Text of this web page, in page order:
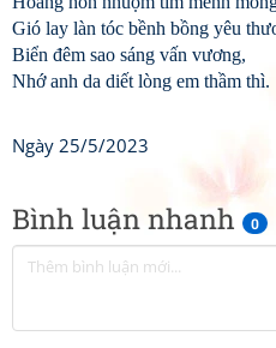
Bình luận nhanh 0
Gió lay làn tóc bềnh bồng yêu
Biển đêm sao sáng vấn vương,
Nhớ anh da diết lòng em thầm thì.
Ngày 25/5/2023